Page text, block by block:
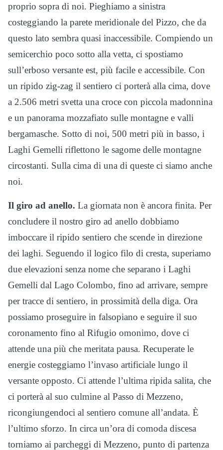
proprio sopra di noi. Pieghiamo a sinistra
costeggiando la parete meridionale del Pizzo, che da
questo lato sembra quasi inaccessibile. Compiendo un
semicerchio poco sotto alla vetta, ci spostiamo
sull’erboso versante est, più facile e accessibile. Con
un ripido zig-zag il sentiero ci porterà alla cima, dove
a 2.506 metri svetta una croce con piccola madonnina
e un panorama mozzafiato sulle montagne e valli
bergamasche. Sotto di noi, 500 metri più in basso, i
Laghi Gemelli riflettono le sagome delle montagne
circostanti. Sulla cima di una di queste ci siamo anche
noi.
Il giro ad anello. La giornata non è ancora finita. Per
concludere il nostro giro ad anello dobbiamo
imboccare il ripido sentiero che scende in direzione
dei laghi. Seguendo il logico filo di cresta, superiamo
due elevazioni senza nome che separano i Laghi
Gemelli dal Lago Colombo, fino ad arrivare, sempre
per tracce di sentiero, in prossimità della diga. Ora
possiamo proseguire in falsopiano e seguire il suo
coronamento fino al Rifugio omonimo, dove ci
attende una più che meritata pausa. Recuperate le
energie costeggiamo l’invaso artificiale lungo il
versante opposto. Ci attende l’ultima ripida salita, che
ci porterà al suo culmine al Passo di Mezzeno,
ricongiungendoci al sentiero comune all’andata. È
l’ultimo sforzo. In circa un’ora di comoda discesa
torniamo ai parcheggi di Mezzeno, punto di partenza